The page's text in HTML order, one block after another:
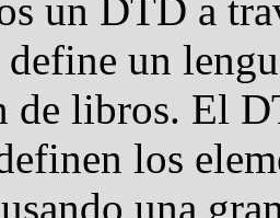
un DTD a
un
de libros. El
los
una